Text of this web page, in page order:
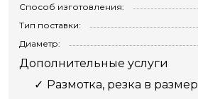
Способ изготовления:
Тип поставки:
Диаметр:
Дополнительные услуги
Размотка, резка в размер